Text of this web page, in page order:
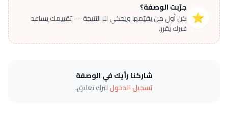
⭐
جرّبت الوصفة؟
كن أول من يقيّمها ويحكي لنا النتيجة — تقييمك يساعد
غيرك يقرر.
شاركنا رأيك في الوصفة
تسجيل الدخوللترك تعليق.